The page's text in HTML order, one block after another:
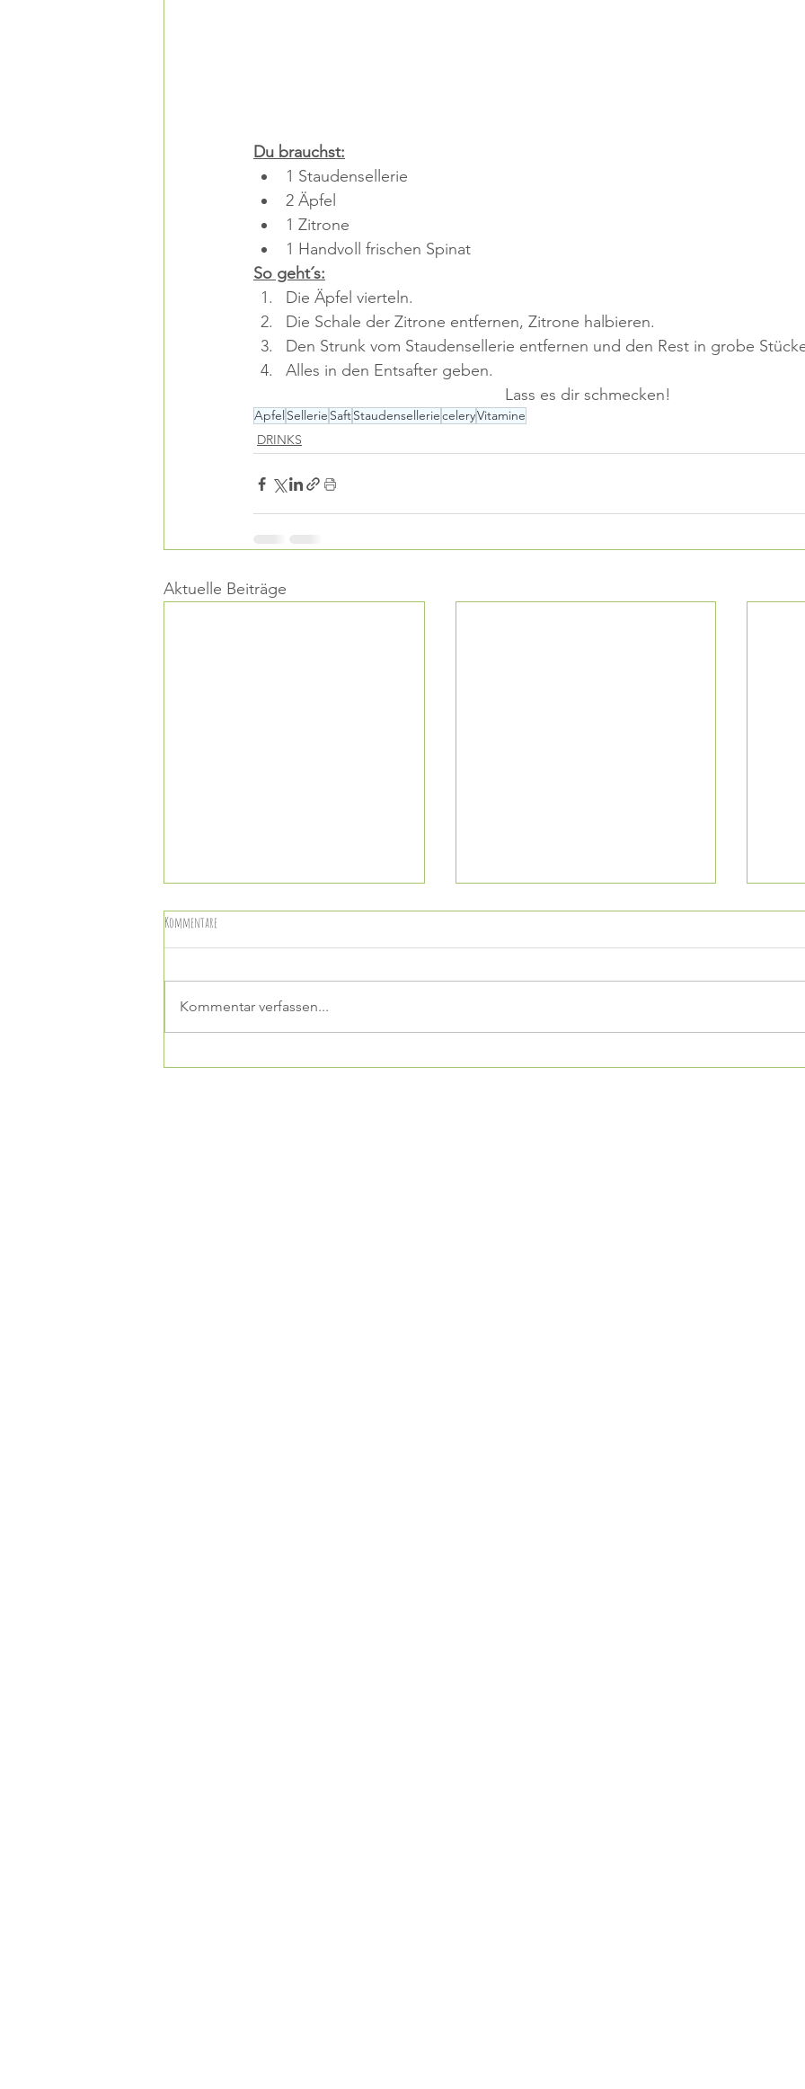
Du brauchst:
1 Staudensellerie
2 Äpfel
1 Zitrone
1 Handvoll frischen Spinat
So geht´s:
Die Äpfel vierteln.
Die Schale der Zitrone entfernen, Zitrone halbieren.
Den Strunk vom Staudensellerie entfernen und den Rest in grobe
Alles in den Entsafter geben.
							Lass es dir schmecken!
Apfel Sellerie SaftStaudensellerieceleryVitamine
DRINKS
Aktuelle Beiträge
Kommentare
Kommentar verfassen...